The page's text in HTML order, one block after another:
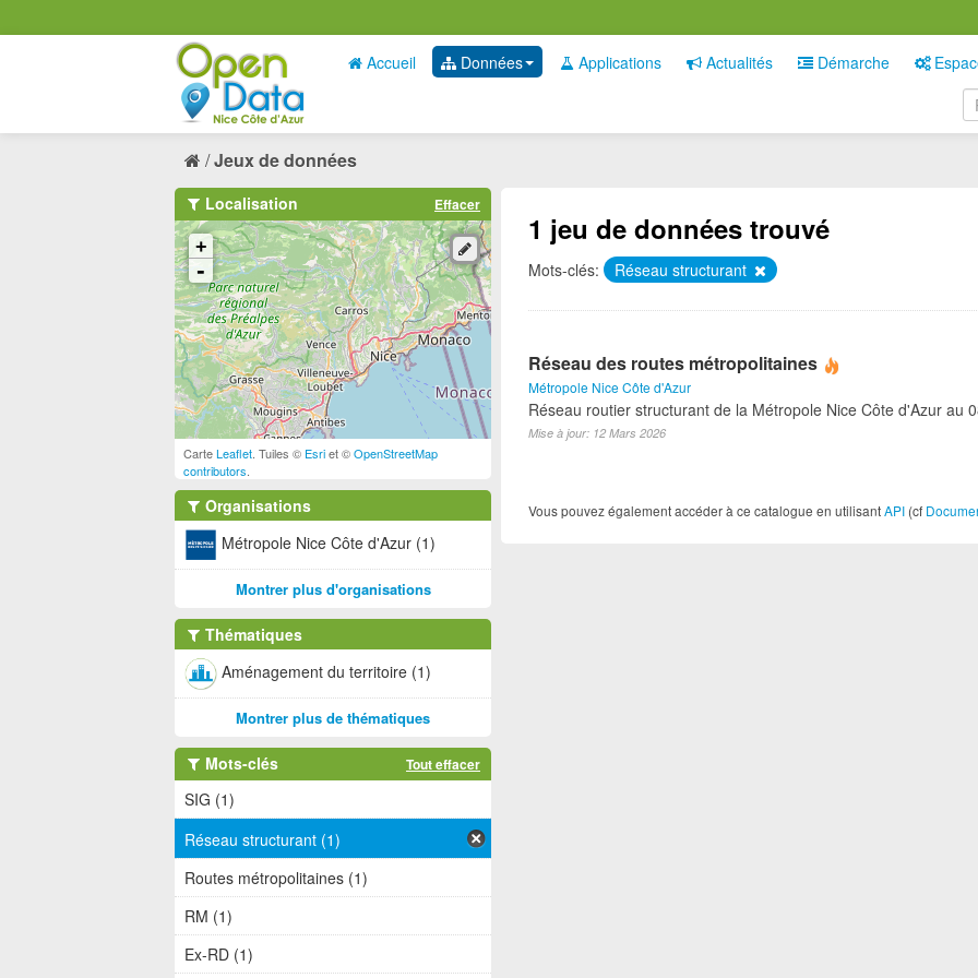
Accueil Données Applications Actualités Démarche
Jeux de données
1 jeu de données trouvé
Mots-clés: Réseau structurant
Réseau des routes métropolitaines
Métropole Nice Côte d'Azur
Réseau routier structurant de la Métropole Nice Côte d'Azur au
Mise à jour: 12 Mars 2026
Vous pouvez également accéder à ce catalogue en utilisantAPI (cf
Localisation Effacer
+
-
CarteLeaflet . Tuiles © Esriet ©OpenStreetMap
contributors
Organisations
Métropole Nice Côte d'Azur (1)
Montrer plus d'organisations
Thématiques
Aménagement du territoire (1)
Montrer plus de thématiques
Mots-clés Tout effacer
SIG (1)
Réseau structurant (1)
Routes métropolitaines (1)
RM (1)
Ex-RD (1)